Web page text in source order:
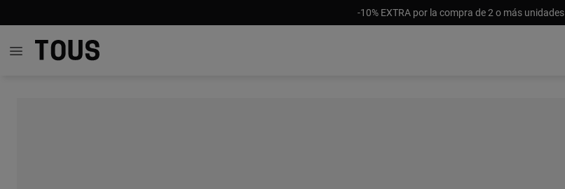
-10% EXTRA por la compra de 2 o más unidades